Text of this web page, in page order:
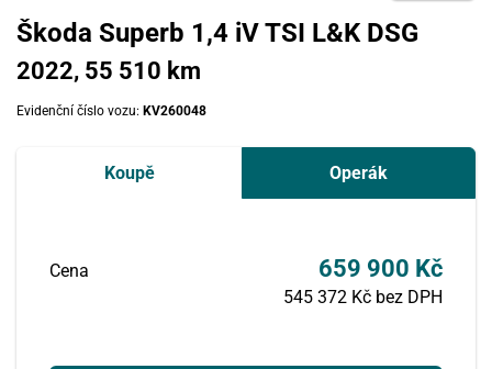
Škoda Superb 1,4 iV TSI L&K DSG
2022, 55 510 km
Evidenční číslo vozu: KV260048
Koupě Operák
Cena 659 900 Kč
545 372 Kč bez DPH